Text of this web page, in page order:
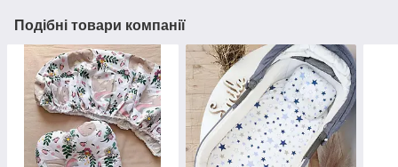
Подібні товари компанії